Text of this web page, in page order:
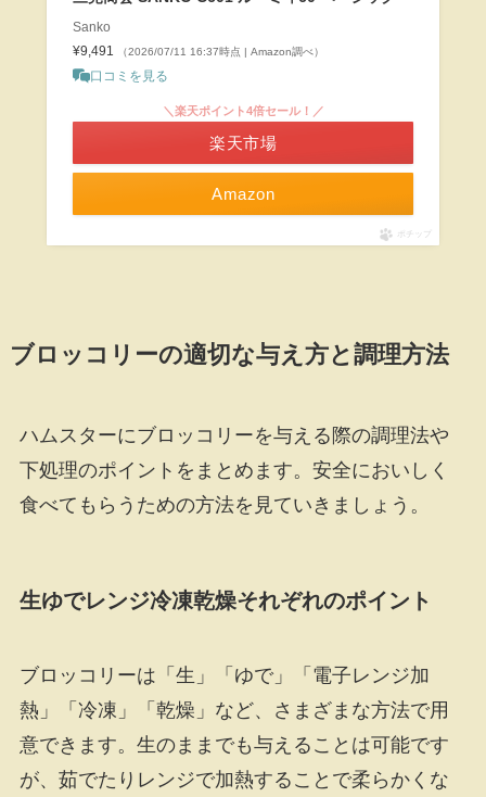
Sanko
¥9,491
（2026/07/11 16:37時点 | Amazon調べ）
口コミを見る
Amazon
＼楽天ポイント4倍セール！／
楽天市場
ポチップ
ブロッコリーの適切な与え方と調理方法
ハムスターにブロッコリーを与える際の調理法や
下処理のポイントをまとめます。安全においしく
食べてもらうための方法を見ていきましょう。
生ゆでレンジ冷凍乾燥それぞれのポイント
ブロッコリーは「生」「ゆで」「電子レンジ加
熱」「冷凍」「乾燥」など、さまざまな方法で用
意できます。生のままでも与えることは可能です
が、茹でたりレンジで加熱することで柔らかくな